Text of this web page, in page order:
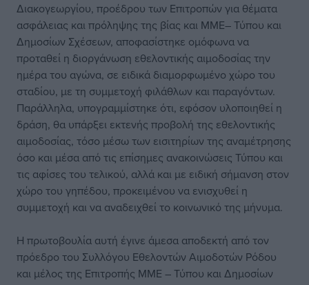
Διακογεωργίου, προέδρου των Επιτροπών για θέματα
ασφάλειας και πρόληψης της βίας και ΜΜΕ– Τύπου και
Δημοσίων Σχέσεων, αποφασίστηκε ομόφωνα να
προταθεί η διοργάνωση εθελοντικής αιμοδοσίας την
ημέρα του αγώνα, σε ειδικά διαμορφωμένο χώρο του
σταδίου, με τη συμμετοχή φιλάθλων και παραγόντων.
Παράλληλα, υπογραμμίστηκε ότι, εφόσον υλοποιηθεί η
δράση, θα υπάρξει εκτενής προβολή της εθελοντικής
αιμοδοσίας, τόσο μέσω των εισιτηρίων της αναμέτρησης
όσο και μέσα από τις επίσημες ανακοινώσεις Τύπου και
τις αφίσες του τελικού, αλλά και με ειδική σήμανση στον
χώρο του γηπέδου, προκειμένου να ενισχυθεί η
συμμετοχή και να αναδειχθεί το κοινωνικό της μήνυμα.
Η πρωτοβουλία αυτή έγινε άμεσα αποδεκτή από τον
πρόεδρο του Συλλόγου Εθελοντών Αιμοδοτών Ρόδου
και μέλος της Επιτροπής ΜΜΕ – Τύπου και Δημοσίων